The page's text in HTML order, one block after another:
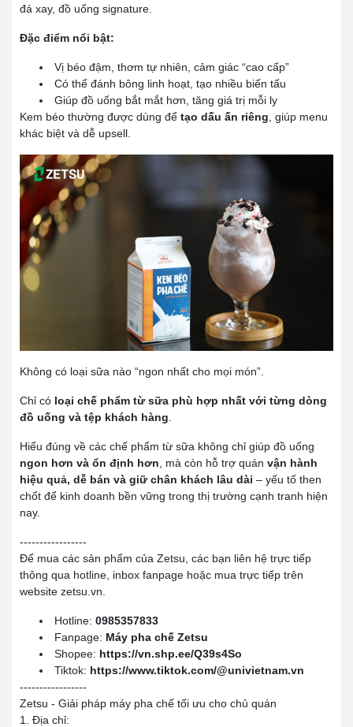
đá xay, đồ uống signature.
Đặc điểm nổi bật:
Vị béo đậm, thơm tự nhiên, cảm giác “cao cấp”
Có thể đánh bông linh hoạt, tạo nhiều biến tấu
Giúp đồ uống bắt mắt hơn, tăng giá trị mỗi ly
Kem béo thường được dùng để tạo dấu ấn riêng , giúp menu
khác biệt và dễ upsell.
Không có loại sữa nào “ngon nhất cho mọi món”.
Chỉ có loại chế phẩm từ sữa phù hợp nhất với từng dòng
đồ uống và tệp khách hàng
Hiểu đúng về các chế phẩm từ sữa không chỉ giúp đồ uống
ngon hơn và ổn định hơn , mà còn hỗ trợ quán vận hành
hiệu quả, dễ bán và giữ chân khách lâu dài – yếu tố then
chốt để kinh doanh bền vững trong thị trường cạnh tranh hiện
nay.
-----------------
Để mua các sản phẩm của Zetsu, các bạn liên hệ trực tiếp
thông qua hotline, inbox fanpage hoặc mua trực tiếp trên
website zetsu.vn.
Hotline: 0985357833
Fanpage: Máy pha chế Zetsu
Shopee: https://vn.shp.ee/Q39s4So
Tiktok: https://www.tiktok.com/@univietnam.vn
-----------------
Zetsu - Giải pháp máy pha chế tối ưu cho chủ quán
1. Địa chỉ: